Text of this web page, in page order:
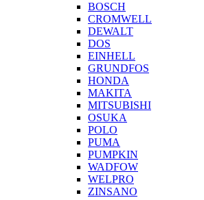
BOSCH
CROMWELL
DEWALT
DOS
EINHELL
GRUNDFOS
HONDA
MAKITA
MITSUBISHI
OSUKA
POLO
PUMA
PUMPKIN
WADFOW
WELPRO
ZINSANO